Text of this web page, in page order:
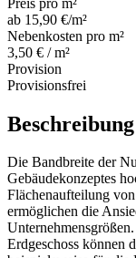
ab 15,90 €/m²
Nebenkosten pro m²
3,50 € / m²
Provision
Provisionsfrei
Beschreibung
Die Bandbreite der
Gebäudekonzeptes
Flächenaufteilung
ermöglichen die
Erdgeschoss können